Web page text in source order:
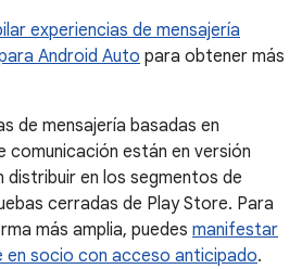
experiencias de mensajería
Android Auto para obtener más
de mensajería basadas en
comunicación están en versión
distribuir en los segmentos de
cerradas de Play Store. Para
más amplia, puedes manifestar
socio con acceso anticipado.